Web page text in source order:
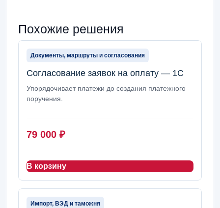
Похожие решения
Документы, маршруты и согласования
Согласование заявок на оплату — 1С
Упорядочивает платежи до создания платежного
поручения.
79 000 ₽
В корзину
Импорт, ВЭД и таможня